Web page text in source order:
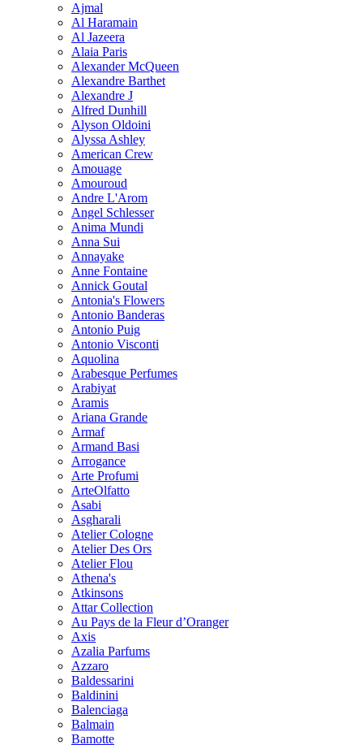
Ajmal
Al Haramain
Al Jazeera
Alaia Paris
Alexander McQueen
Alexandre Barthet
Alexandre J
Alfred Dunhill
Alyson Oldoini
Alyssa Ashley
American Crew
Amouage
Amouroud
Andre L'Arom
Angel Schlesser
Anima Mundi
Anna Sui
Annayake
Anne Fontaine
Annick Goutal
Antonia's Flowers
Antonio Banderas
Antonio Puig
Antonio Visconti
Aquolina
Arabesque Perfumes
Arabiyat
Aramis
Ariana Grande
Armaf
Armand Basi
Arrogance
Arte Profumi
ArteOlfatto
Asabi
Asgharali
Atelier Cologne
Atelier Des Ors
Atelier Flou
Athena's
Atkinsons
Attar Collection
Au Pays de la Fleur d’Oranger
Axis
Azalia Parfums
Azzaro
Baldessarini
Baldinini
Balenciaga
Balmain
Bamotte